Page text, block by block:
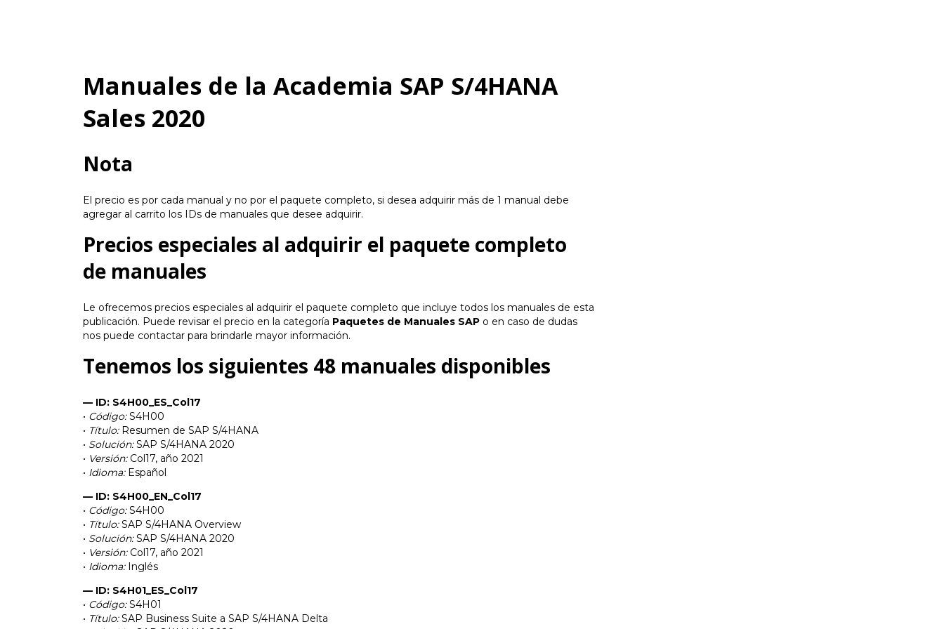
Manuales de la Academia SAP S/4HANA
Sales 2020
Nota
El precio es por cada manual y no por el paquete completo, si desea adquirir más de 1 manual debe
agregar al carrito los IDs de manuales que desee adquirir.
Precios especiales al adquirir el paquete completo
de manuales
Le ofrecemos precios especiales al adquirir el paquete completo que incluye todos los manuales de esta
publicación. Puede revisar el precio en la categoría Paquetes de Manuales SAP o en caso de dudas
nos puede contactar para brindarle mayor información.
Tenemos los siguientes 48 manuales disponibles
— ID: S4H00_ES_Col17
• Código:S4H00
• Título:Resumen de SAP S/4HANA
• Solución:SAP S/4HANA 2020
• Versión:Col17, año 2021
• Idioma:Español
— ID: S4H00_EN_Col17
• Código:S4H00
• Título:SAP S/4HANA Overview
• Solución:SAP S/4HANA 2020
• Versión:Col17, año 2021
• Idioma:Inglés
— ID: S4H01_ES_Col17
• Código:S4H01
• Título:SAP Business Suite a SAP S/4HANA Delta